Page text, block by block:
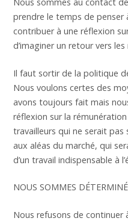
prendre le temps de penser
contribuer à une réflexion
d’imaginer un retour vers
Il faut sortir de la politique
Nous voulons certes des
avons toujours fait mais
réflexion sur la
travailleurs qui ne serait
aux aléas du marché, qui
d’un travail indispensable à
NOUS SOMMES
Nous refusons de